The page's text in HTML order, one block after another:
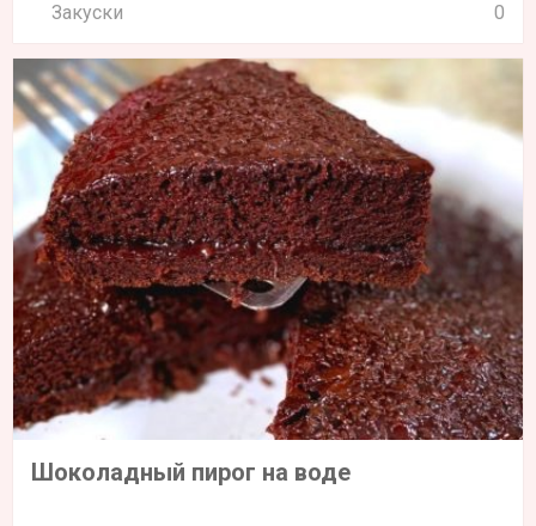
Закуски 0
Шоколадный пирог на воде